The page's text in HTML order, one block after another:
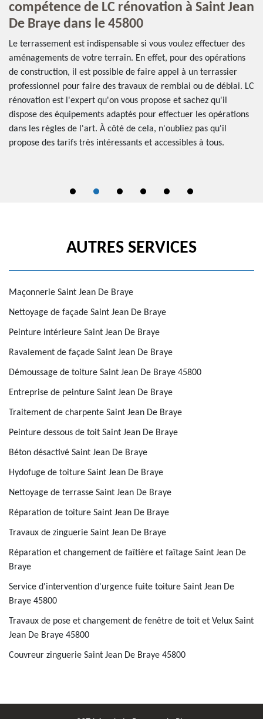
compétence de LC rénovation à Saint Jean
De Braye dans le 45800
Le terrassement est indispensable si vous voulez effectuer des
aménagements de votre terrain. En effet, pour des opérations
de construction, il est possible de faire appel à un terrassier
professionnel pour faire des travaux de remblai ou de déblai. LC
rénovation est l'expert qu'on vous propose et sachez qu'il
dispose des équipements adaptés pour effectuer les opérations
dans les règles de l'art. À côté de cela, n'oubliez pas qu'il
propose des tarifs très intéressants et accessibles à tous.
AUTRES SERVICES
Maçonnerie Saint Jean De Braye
Nettoyage de façade Saint Jean De Braye
Peinture intérieure Saint Jean De Braye
Ravalement de façade Saint Jean De Braye
Démoussage de toiture Saint Jean De Braye 45800
Entreprise de peinture Saint Jean De Braye
Traitement de charpente Saint Jean De Braye
Peinture dessous de toit Saint Jean De Braye
Béton désactivé Saint Jean De Braye
Hydofuge de toiture Saint Jean De Braye
Nettoyage de terrasse Saint Jean De Braye
Réparation de toiture Saint Jean De Braye
Travaux de zinguerie Saint Jean De Braye
Réparation et changement de faîtière et faîtage Saint Jean De
Braye
Service d'intervention d'urgence fuite toiture Saint Jean De
Braye 45800
Travaux de pose et changement de fenêtre de toit et Velux Saint
Jean De Braye 45800
Couvreur zinguerie Saint Jean De Braye 45800